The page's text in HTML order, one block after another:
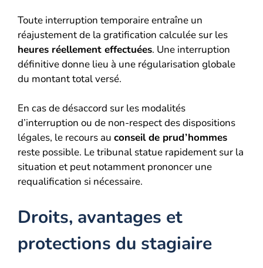
Toute interruption temporaire entraîne un
réajustement de la gratification calculée sur les
heures réellement effectuées. Une interruption
définitive donne lieu à une régularisation globale
du montant total versé.
En cas de désaccord sur les modalités
d’interruption ou de non-respect des dispositions
légales, le recours au conseil de prud’hommes
reste possible. Le tribunal statue rapidement sur la
situation et peut notamment prononcer une
requalification si nécessaire.
Droits, avantages et
protections du stagiaire